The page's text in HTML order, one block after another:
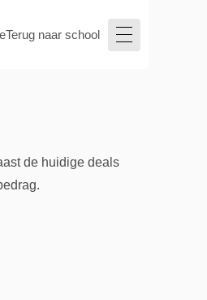
Terug naar school
de huidige deals